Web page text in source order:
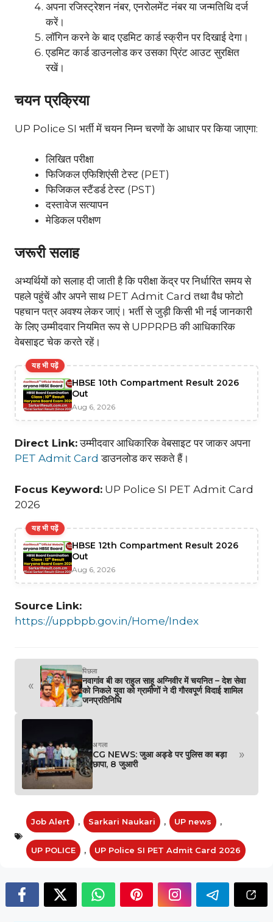
अपना रजिस्ट्रेशन नंबर, एनरोलमेंट नंबर या जन्मतिथि दर्ज
करें।
लॉगिन करने के बाद एडमिट कार्ड स्क्रीन पर दिखाई देगा।
एडमिट कार्ड डाउनलोड कर उसका प्रिंट आउट सुरक्षित
रखें।
चयन प्रक्रिया
UP Police SI भर्ती में चयन निम्न चरणों के आधार पर किया जाएगा:
लिखित परीक्षा
फिजिकल एफिशिएंसी टेस्ट (PET)
फिजिकल स्टैंडर्ड टेस्ट (PST)
दस्तावेज सत्यापन
मेडिकल परीक्षण
जरूरी सलाह
अभ्यर्थियों को सलाह दी जाती है कि परीक्षा केंद्र पर निर्धारित समय से
पहले पहुंचें और अपने साथ PET Admit Card तथा वैध फोटो
पहचान पत्र अवश्य लेकर जाएं। भर्ती से जुड़ी किसी भी नई जानकारी
के लिए उम्मीदवार नियमित रूप से UPPRPB की आधिकारिक
वेबसाइट चेक करते रहें।
यह भी पढ़ें
HBSE 10th Compartment Result 2026
Out
Aug 6, 2026
Direct Link:उम्मीदवार आधिकारिक वेबसाइट पर जाकर अपना
PET Admit Card डाउनलोड कर सकते हैं।
Focus Keyword: UP Police SI PET Admit Card
2026
यह भी पढ़ें
HBSE 12th Compartment Result 2026
Out
Aug 6, 2026
Source Link:
https://uppbpb.gov.in/Home/Index
«
पिछला
नवागांव बी का राहुल साहू अग्निवीर में चयनित – देश सेवा
को निकले युवा को ग्रामीणों ने दी गौरवपूर्ण विदाई शामिल
जनप्रतिनिधि
अगला
CG NEWS: जुआ अड्डे पर पुलिस का बड़ा
छापा, 8 जुआरी
»
Job Alert , Sarkari Naukari , UP news ,
UP POLICE , UP Police SI PET Admit Card 2026